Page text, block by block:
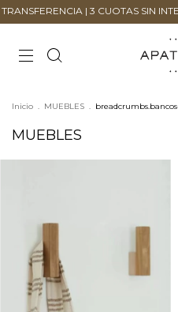
SIN INTERÉS | ENVÍOS
Inicio . MUEBLES .
MUEBLES